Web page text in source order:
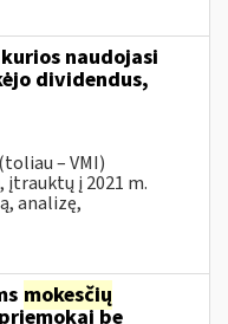
naudojasi
dividendus,
– VMI)
į 2021 m.
analizę,
mokesčių
be